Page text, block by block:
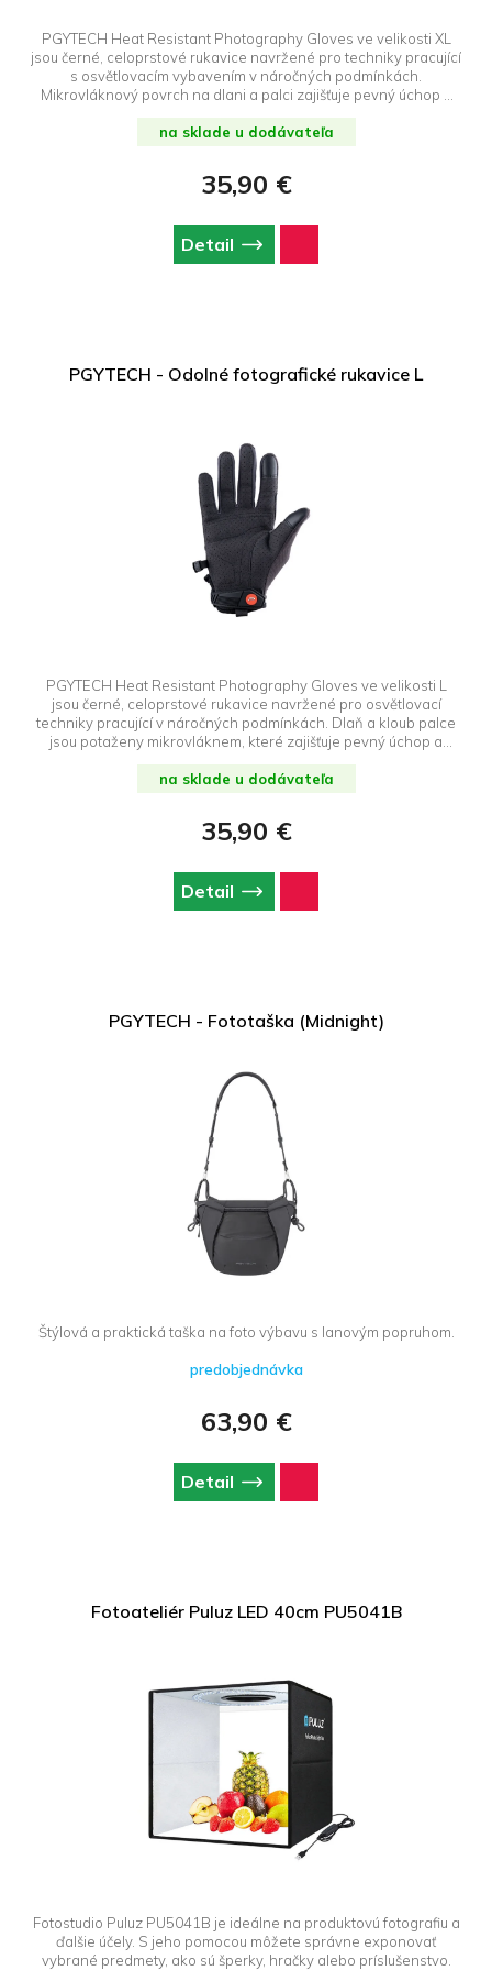
PGYTECH Heat Resistant Photography Gloves ve velikosti XL
jsou černé, celoprstové rukavice navržené pro techniky pracující
s osvětlovacím vybavením v náročných podmínkách.
Mikrovláknový povrch na dlani a palci zajišťuje pevný úchop a
poskytuje tepelnou izolaci proti vysokým teplotám. Prodyšná
síťovina na hřbetu ruky zajišťuje ventilaci a pohodlí i při
zápěstí a sponu proti ztrátě pro snadné spojení páru. Rozměry:
na sklade u dodávateľa
35,90 €
Detail
PGYTECH - Odolné fotografické rukavice L
PGYTECH Heat Resistant Photography Gloves ve velikosti L
jsou černé, celoprstové rukavice navržené pro osvětlovací
techniky pracující v náročných podmínkách. Dlaň a kloub palce
jsou potaženy mikrovláknem, které zajišťuje pevný úchop a
vrstvou Y-WARM, která chrání ruce před vysokými teplotami
vznikajícími při práci se světly. Zadní část je vyrobena z
se upevňují pomocí PVC pásku na zápěstí a disponují sponou
na sklade u dodávateľa
35,90 €
Detail
PGYTECH - Fototaška (Midnight)
Štýlová a praktická taška na foto výbavu s lanovým popruhom.
predobjednávka
63,90 €
Detail
Fotoateliér Puluz LED 40cm PU5041B
Fotostudio Puluz PU5041B je ideálne na produktovú fotografiu a
ďalšie účely. S jeho pomocou môžete správne exponovať
vybrané predmety, ako sú šperky, hračky alebo príslušenstvo.